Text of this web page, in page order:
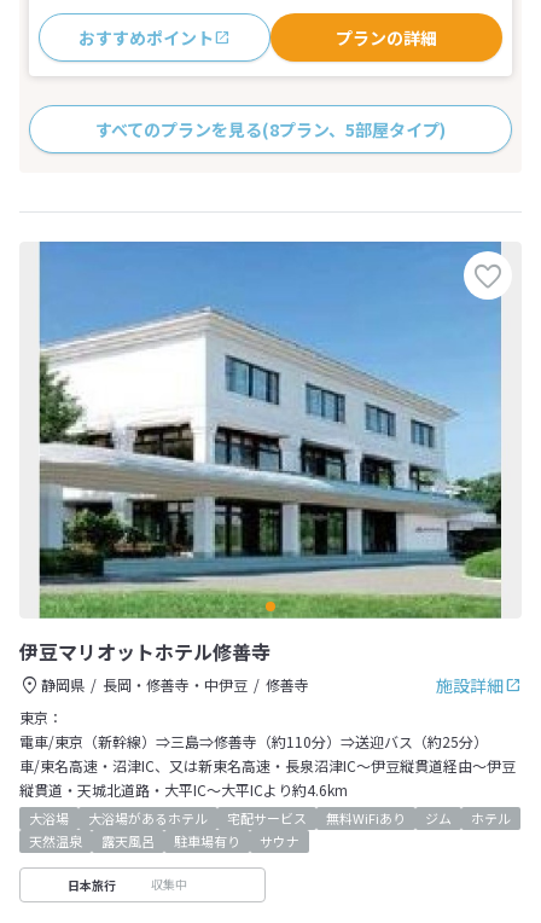
おすすめポイント プランの詳細
すべてのプランを見る(8プラン、5部屋タイプ)
伊豆マリオットホテル修善寺
施設詳細
静岡県 長岡・修善寺・中伊豆
修善寺
東京：
電車/東京（新幹線）⇒三島⇒修善寺（約110分）⇒送迎バス（約25分）
車/東名高速・沼津IC、又は新東名高速・長泉沼津IC～伊豆縦貫道経由～伊豆
縦貫道・天城北道路・大平IC～大平ICより約4.6km
大浴場 大浴場があるホテル 宅配サービス 無料WiFiあり ジム
ホテル
天然温泉
露天風呂 駐車場有り サウナ
日本旅行 収集中